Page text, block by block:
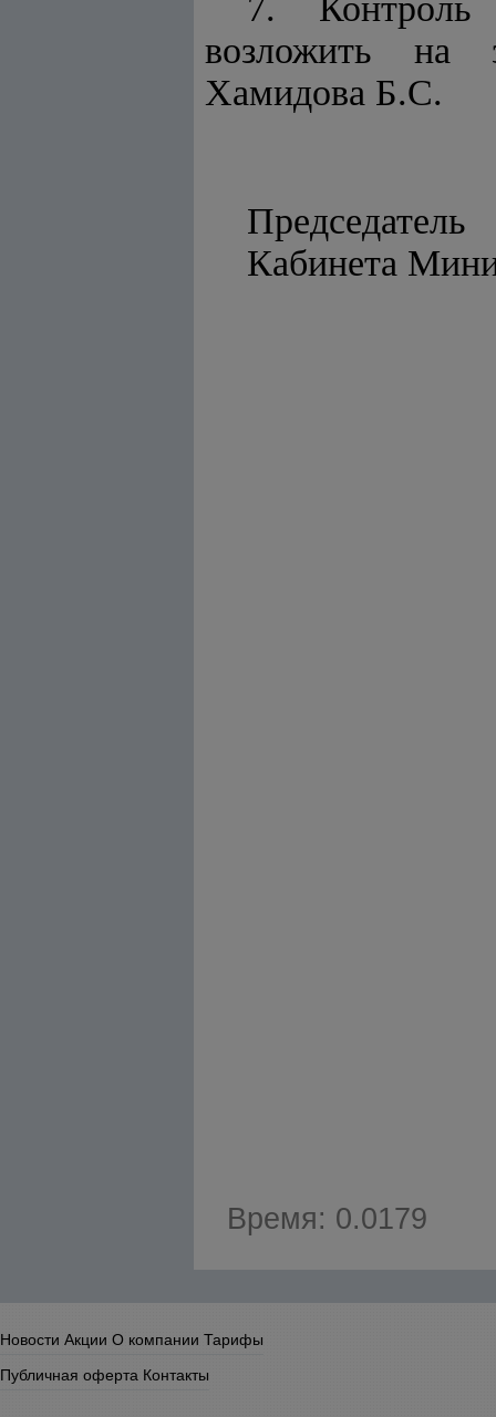
7. Контроль
возложить на
Хамидова Б.С.
Председатель
Время: 0.0179
Новости Акции О компании Тарифы
Публичная оферта Контакты